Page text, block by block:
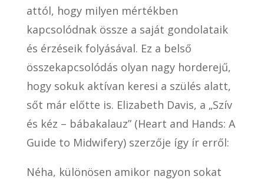
attól, hogy milyen mértékben
kapcsolódnak össze a saját gondolataik
és érzéseik folyásával. Ez a belső
összekapcsolódás olyan nagy horderejű,
hogy sokuk aktívan keresi a szülés alatt,
sőt már előtte is. Elizabeth Davis, a „Szív
és kéz – bábakalauz” (Heart and Hands: A
Guide to Midwifery) szerzője így ír erről:
Néha, különösen amikor nagyon sokat